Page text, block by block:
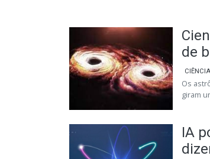
de
CIÊNCIA
Os
giram
IA